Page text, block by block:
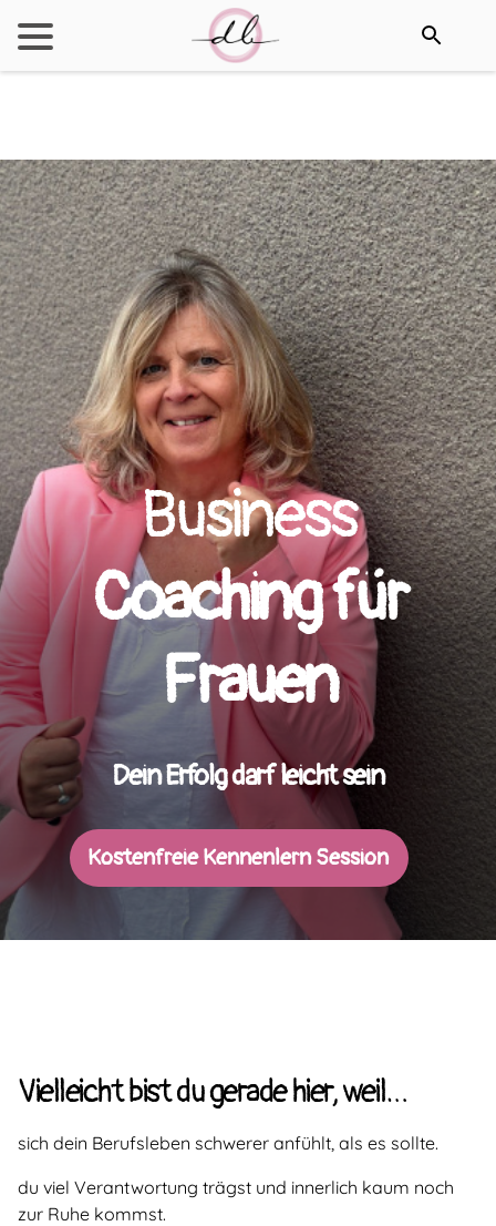
Business
Coaching für
Frauen
Dein Erfolg darf leicht sein
Kostenfreie Kennenlern Session
Vielleicht bist du gerade hier, weil…
sich dein Berufsleben schwerer anfühlt, als es sollte.
du viel Verantwortung trägst und innerlich kaum noch
zur Ruhe kommst.